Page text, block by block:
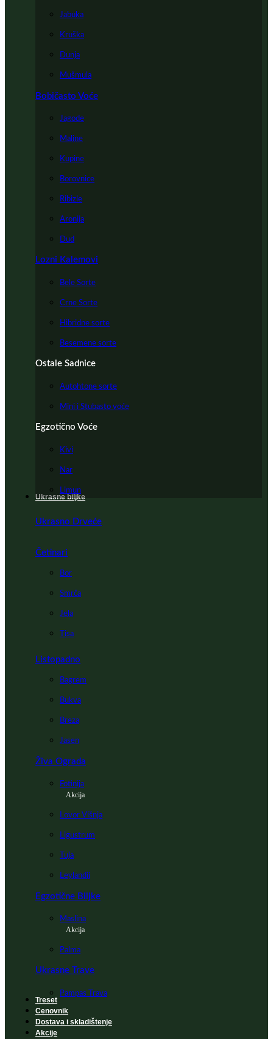
Jabuka
Kruška
Dunja
Mušmula
Bobičasto Voće
Jagode
Maline
Kupine
Borovnice
Ribizle
Aronija
Dud
Lozni Kalemovi
Bele Sorte
Crne Sorte
Hibridne sorte
Besemene sorte
Ostale Sadnice
Autohtone sorte
Mini i Stubasto voće
Egzotično Voće
Kivi
Nar
Limun
Ukrasne biljke
Ukrasno Drveće
Četinari
Bor
Smrča
Jela
Tisa
Listopadno
Bagrem
Bukva
Breza
Jasen
Živa Ograda
Fotinija
Akcija
Lovor Višnja
Ligustrum
Tuja
Leylandii
Egzotične Biljke
Maslina
Akcija
Palma
Ukrasne Trave
Pampas Trava
Treset
Cenovnik
Dostava i skladištenje
Akcije